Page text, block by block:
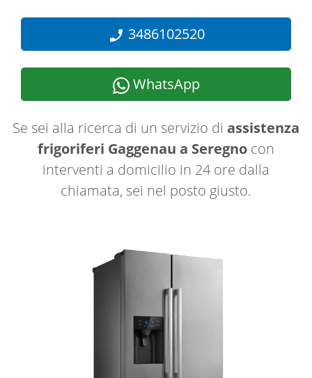
3486102520
WhatsApp
Se sei alla ricerca di un servizio di assistenza
frigoriferi Gaggenau a Seregno con
interventi a domicilio in 24 ore dalla
chiamata, sei nel posto giusto.